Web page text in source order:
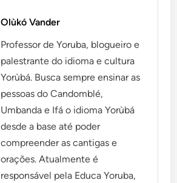
Olùkó Vander
Professor de Yoruba, blogueiro e
palestrante do idioma e cultura
Yorùbá. Busca sempre ensinar as
pessoas do Candomblé,
Umbanda e Ifá o idioma Yorùbá
desde a base até poder
compreender as cantigas e
orações. Atualmente é
responsável pela Educa Yoruba,